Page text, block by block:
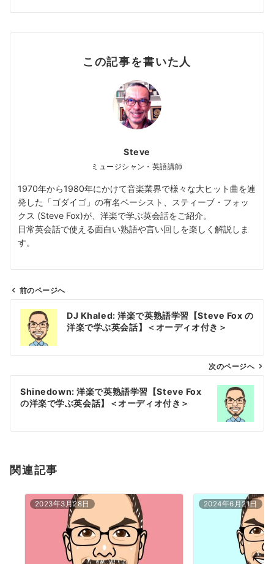
この記事を書いた人
Steve
ミュージシャン・英語講師
1970年から1980年にかけて音楽業界で様々な大ヒット曲を連
発した「ゴダイゴ」の有名ベーシスト、スティーブ・フォッ
クス (Steve Fox)が、洋楽で学ぶ英会話をご紹介。
日常英会話で使える面白い熟語や言い回しを楽しく解説しま
す。
ン
前のページへ
DJ Khaled: 洋楽で英熟語学習【Steve Fox の
洋楽で学ぶ英会話】＜オーディオ付き＞
次のページへ
Shinedown: 洋楽で英熟語学習【Steve Fox
の洋楽で学ぶ英会話】＜オーディオ付き＞
関連記事
2023年3月28日 2024年6月21日